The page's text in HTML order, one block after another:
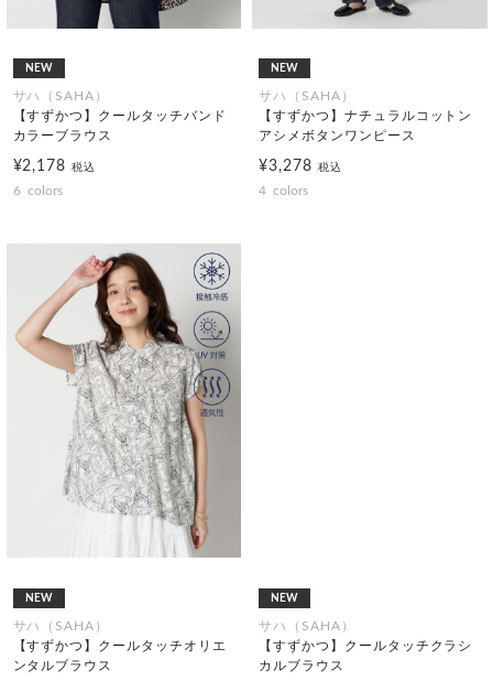
NEW
サハ（SAHA）
【すずかつ】クールタッチバンド
カラーブラウス
¥2,178税込
6 colors
NEW
サハ（SAHA）
【すずかつ】ナチュラルコットン
アシメボタンワンピース
¥3,278 税込
4 colors
NEW
サハ（SAHA）
【すずかつ】クールタッチオリエ
ンタルブラウス
NEW
サハ（SAHA）
【すずかつ】クールタッチクラシ
カルブラウス